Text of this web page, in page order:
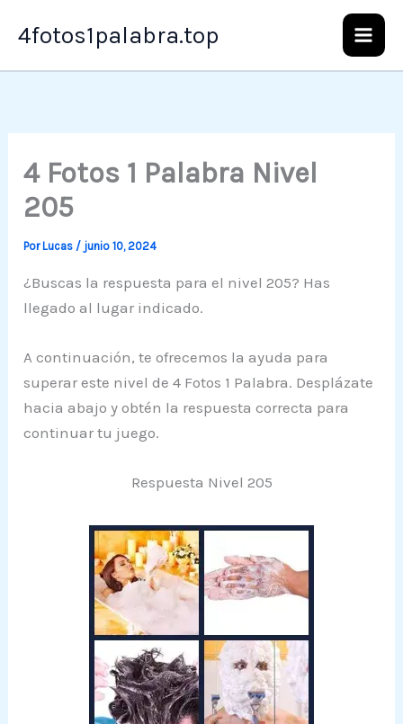
4fotos1palabra.top
4 Fotos 1 Palabra Nivel
205
PorLucas / junio 10, 2024
¿Buscas la respuesta para el nivel 205? Has
llegado al lugar indicado.
A continuación, te ofrecemos la ayuda para
superar este nivel de 4 Fotos 1 Palabra. Desplázate
hacia abajo y obtén la respuesta correcta para
continuar tu juego.
Respuesta Nivel 205